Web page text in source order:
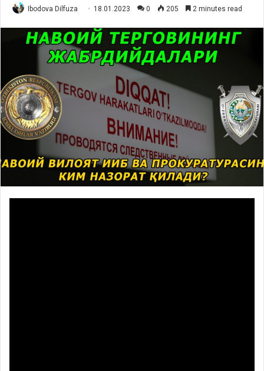
Ibodova Dilfuza 18.01.2023 0 205 2 minutes read